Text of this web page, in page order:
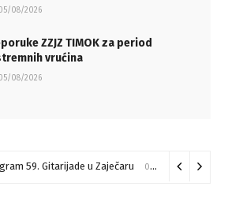
08/2026
ZZJZ TIMOK za period
vrućina
08/2026
59. Gitarijade u Zaječaru 07/08/2026